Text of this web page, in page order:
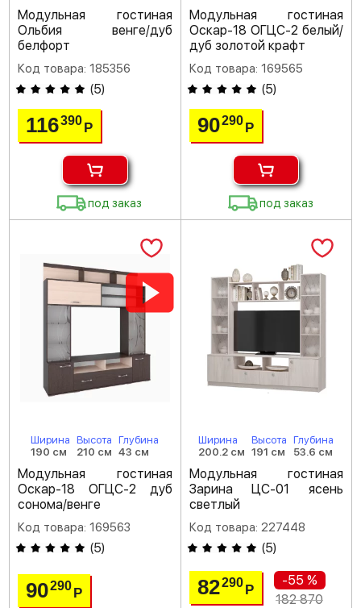
Модульная гостиная
Ольбия венге/дуб
белфорт
Код товара: 185356
(5)
116390Р
под заказ
Модульная гостиная
Оскар-18 ОГЦС-2 белый/
дуб золотой крафт
Код товара: 169565
(5)
90290 Р
под заказ
Ширина
190 см
Высота
210 см
Глубина
43 см
Модульная гостиная
Оскар-18 ОГЦС-2 дуб
сонома/венге
Код товара: 169563
(5)
90290Р
Ширина
200.2 см
Высота
191 см
Глубина
53.6 см
Модульная гостиная
Зарина ЦС-01 ясень
светлый
Код товара: 227448
(5)
82290 Р
-55 %
182 870